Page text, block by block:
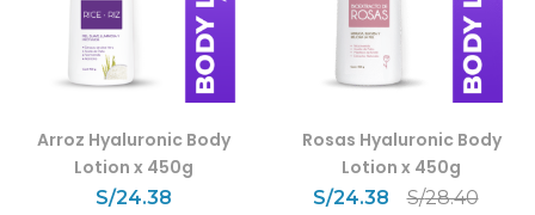
Arroz Hyaluronic Body
Lotion x 450g
S/24.38
Rosas Hyaluronic Body
Lotion x 450g
S/28.40
S/24.38